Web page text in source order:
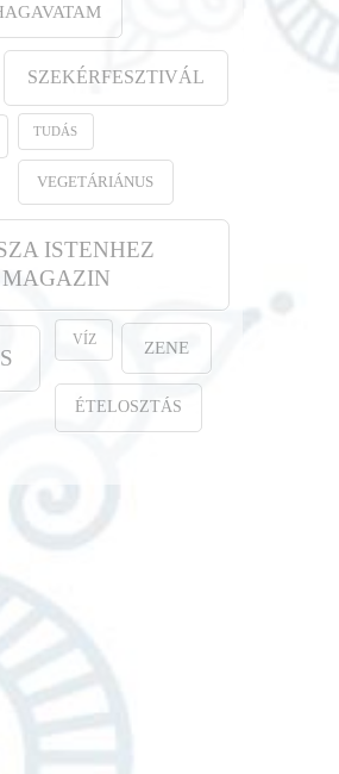
SZEKÉRFESZTIVÁL
TUDÁS
VEGETÁRIÁNUS
ISTENHEZ
MAGAZIN
VÍZ ZENE
ÉTELOSZTÁS